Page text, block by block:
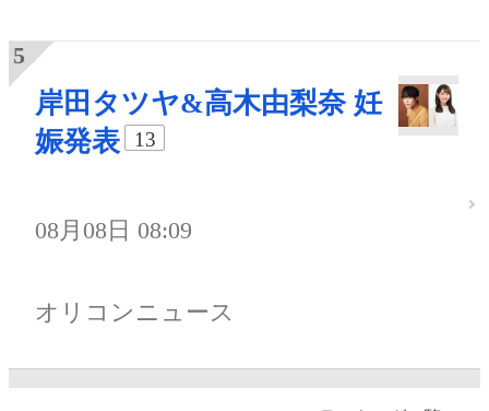
岸田タツヤ&高木由梨奈 妊
娠発表
13
08月08日 08:09
オリコンニュース